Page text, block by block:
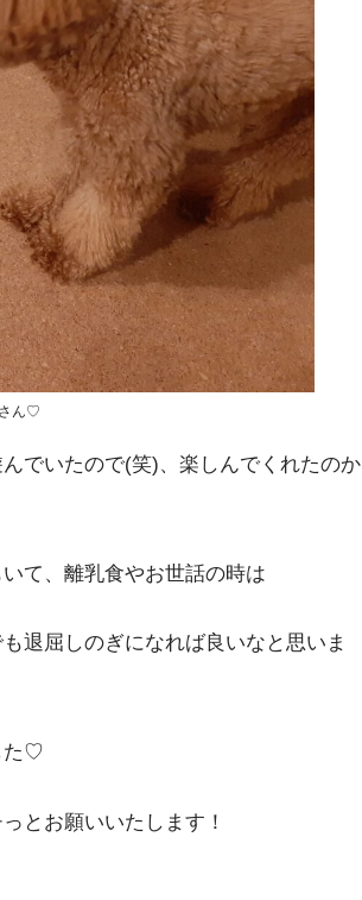
ん♡
でいたので(笑)、楽しんでくれたのか
て、離乳食やお世話の時は
退屈しのぎになれば良いなと思いま
た♡
とお願いいたします！